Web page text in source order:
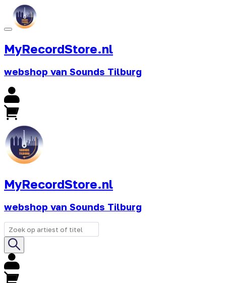
MyRecordStore.nl
webshop van Sounds Tilburg
MyRecordStore.nl
webshop van Sounds Tilburg